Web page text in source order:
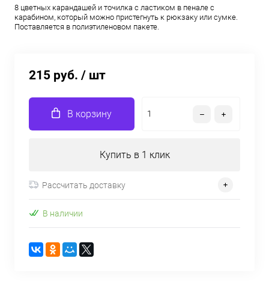
8 цветных карандашей и точилка с ластиком в пенале с
карабином, который можно пристегнуть к рюкзаку или сумке.
Поставляется в полиэтиленовом пакете.
215 руб. / шт
В корзину
Купить в 1 клик
Рассчитать доставку
В наличии